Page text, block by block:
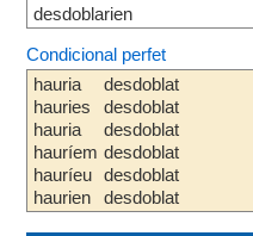
desdoblarien
Condicional perfet
hauria
hauries
hauria
hauríem
hauríeu
haurien
desdoblat
desdoblat
desdoblat
desdoblat
desdoblat
desdoblat